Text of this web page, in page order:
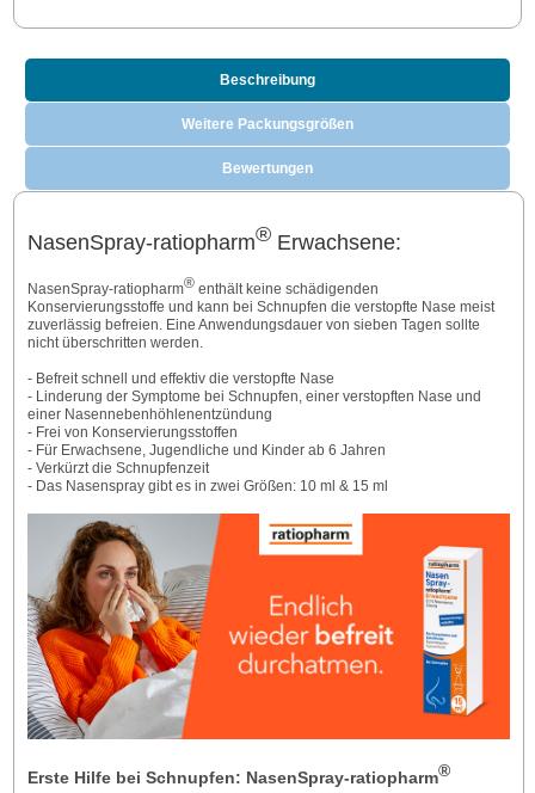
Beschreibung
Weitere Packungsgrößen
Bewertungen
NasenSpray-ratiopharm®Erwachsene:
NasenSpray-ratiopharm®enthält keine schädigenden
Konservierungsstoffe und kann bei Schnupfen die verstopfte Nase meist
zuverlässig befreien. Eine Anwendungsdauer von sieben Tagen sollte
nicht überschritten werden.
- Befreit schnell und effektiv die verstopfte Nase
- Linderung der Symptome bei Schnupfen, einer verstopften Nase und
einer Nasennebenhöhlenentzündung
- Frei von Konservierungsstoffen
- Für Erwachsene, Jugendliche und Kinder ab 6 Jahren
- Verkürzt die Schnupfenzeit
- Das Nasenspray gibt es in zwei Größen: 10 ml & 15 ml
Erste Hilfe bei Schnupfen: NasenSpray-ratiopharm®